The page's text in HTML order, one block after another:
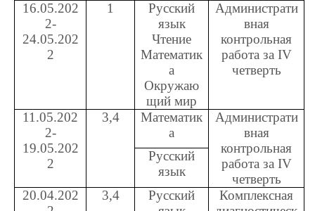
16.05.202
2-
24.05.202
2
1
Русский
язык
Чтение
Математик
а
Окружаю
щий мир
Администрати
вная
контрольная
работа за IV
четверть
11.05.202
2-
19.05.202
2
3,4
Математик
а
Администрати
вная
контрольная
работа за IV
четверть
Русский
язык
20.04.202
3,4
Русский
Комплексная